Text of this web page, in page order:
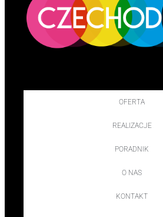
OFERTA
REALIZACJE
PORADNIK
O NAS
KONTAKT